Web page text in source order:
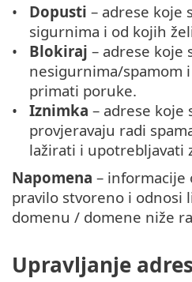
Dopusti – adrese koje
sigurnima i od kojih
Blokiraj – adrese koje
nesigurnima/spamom
primati poruke.
Iznimka – adrese koje
provjeravaju radi
lažirati i upotrebljavati
Napomena – informacije
pravilo stvoreno i odnosi
domenu / domene niže
Upravljanje